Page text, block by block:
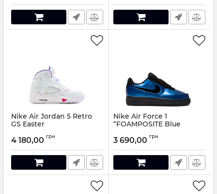
Nike Air Jordan 5 Retro
GS Easter
4 180,00 грн
Nike Air Force 1
“FOAMPOSITE Blue
3 690,00 грн